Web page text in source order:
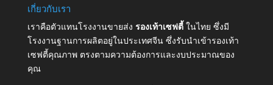
เกี่ยวกับเรา
เราคือตัวแทนโรงงานขายส่ง รองเท้าเซฟตี้ ในไทย ซึ่งมี
โรงงานฐานการผลิตอยู่ในประเทศจีน ซึ่งรับนำเข้ารองเท้า
เซฟตี้คุณภาพ ตรงตามความต้องการและงบประมาณของ
คุณ